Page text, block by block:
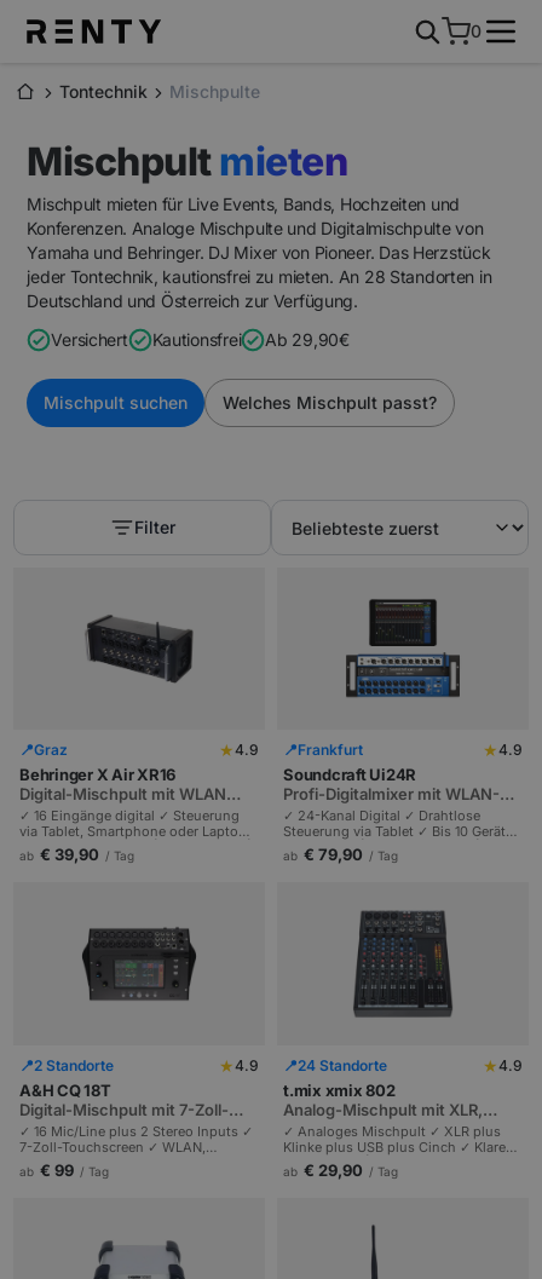
0
Tontechnik Mischpulte
Mischpultmieten
Mischpult mieten für Live Events, Bands, Hochzeiten und
Konferenzen. Analoge Mischpulte und Digitalmischpulte von
Yamaha und Behringer. DJ Mixer von Pioneer. Das Herzstück
jeder Tontechnik, kautionsfrei zu mieten. An 28 Standorten in
Deutschland und Österreich zur Verfügung.
Versichert
Kautionsfrei Ab 29,90€
Mischpult suchen Welches Mischpult passt?
Filter
📍Graz ★4.9
Behringer X Air XR16
Digital-Mischpult mit WLAN
und App-Steuerung
✓ 16 Eingänge digital ✓ Steuerung
via Tablet, Smartphone oder Laptop
✓ Integriertes WLAN | Profi-Effekte |
Mehrspur-Recording über USB.
ab € 39,90 / Tag
📍Frankfurt ★4.9
Soundcraft Ui24R
Profi-Digitalmixer mit WLAN-
Steuerung, 24 Kanäle
✓ 24-Kanal Digital ✓ Drahtlose
Steuerung via Tablet ✓ Bis 10 Geräte
gleichzeitig | Profi-Live-Mixer |
Bands und Konzerte bis 500
ab € 79,90 / Tag
📍2 Standorte ★4.9
A&H CQ 18T
Digital-Mischpult mit 7-Zoll-
Touchscreen
✓ 16 Mic/Line plus 2 Stereo Inputs ✓
7-Zoll-Touchscreen ✓ WLAN,
Bluetooth, USB-Recording sowie SD-
Recording | Gain Assistant,
ab € 99 / Tag
📍24 Standorte ★4.9
t.mix xmix 802
Analog-Mischpult mit XLR,
Klinke, USB und Cinch
✓ Analoges Mischpult ✓ XLR plus
Klinke plus USB plus Cinch ✓ Klarer
Profi-Sound | Vielseitig anschließbar
| Partys und Firmenfeiern bis 200
ab € 29,90 / Tag